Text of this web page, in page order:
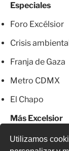
Utilizamos
Especiales
Foro Excélsior
Crisis
Franja de Gaza
Metro CDMX
El Chapo
Más Excelsior
Mujeres